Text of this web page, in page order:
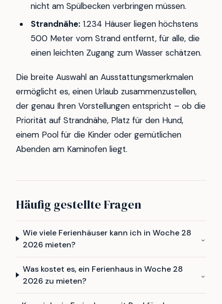
nicht am Spülbecken verbringen müssen.
Strandnähe:1.234 Häuser liegen höchstens
500 Meter vom Strand entfernt, für alle, die
einen leichten Zugang zum Wasser schätzen.
Die breite Auswahl an Ausstattungsmerkmalen
ermöglicht es, einen Urlaub zusammenzustellen,
der genau Ihren Vorstellungen entspricht – ob die
Priorität auf Strandnähe, Platz für den Hund,
einem Pool für die Kinder oder gemütlichen
Abenden am Kaminofen liegt.
Häufig gestellte Fragen
Wie viele Ferienhäuser kann ich in Woche 28
2026 mieten?
⌄
Was kostet es, ein Ferienhaus in Woche 28
2026 zu mieten?
⌄